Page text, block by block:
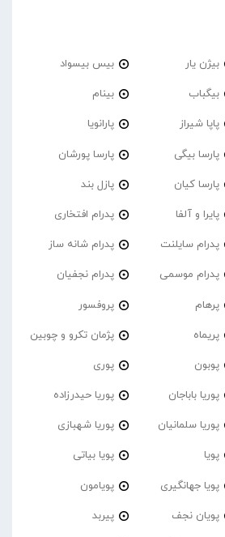
بیژن یار بیس بیسواد
بیگباب بینام
پاپا شیراز پارانویا
پارسا بیگی پارسا پورشان
پارسا کیان پازل بند
پایرا و آلفا پدرام افتخاری
پدرام‌ سایلنت پدرام شانه ساز
پدرام موسمی پدرام نجفیان
پرهام پروفسور
پریماه پژمان تکرو و چوبین
پوبون پوری
پوریا باباجان پوریا حیدرزاده
پوریا سلمانیان پوریا شهبازی
پویا پویا بیاتی
پویا جهانگیری پویامون
پویان نجف پیربد